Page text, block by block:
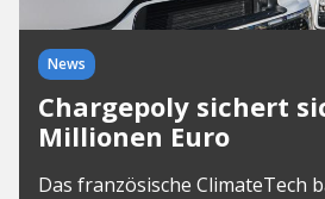
News
Chargepoly sichert
Millionen Euro
Das französische ClimateTech